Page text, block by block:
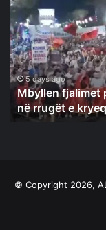
para
Kryeministrisë/
Nis
marshimi
në
rrugët
kryeqytetit:
5 days ago
Mbyllen fjalimet
në rrugët e
© Copyright 2026,